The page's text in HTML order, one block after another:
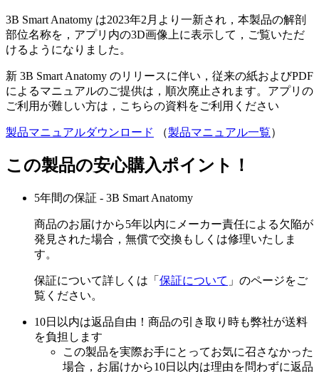
3B Smart Anatomy は2023年2月より一新され，本製品の解剖
部位名称を，アプリ内の3D画像上に表示して，ご覧いただ
けるようになりました。
新 3B Smart Anatomy のリリースに伴い，従来の紙およびPDF
によるマニュアルのご提供は，順次廃止されます。アプリの
ご利用が難しい方は，こちらの資料をご利用ください
製品マニュアルダウンロード （製品マニュアル一覧）
この製品の安心購入ポイント！
5年間の保証 - 3B Smart Anatomy
商品のお届けから5年以内にメーカー責任による欠陥が
発見された場合，無償で交換もしくは修理いたしま
す。
保証について詳しくは「 保証について 」のページをご
覧ください。
10日以内は返品自由！商品の引き取り時も弊社が送料
を負担します
この製品を実際お手にとってお気に召さなかった
場合，お届けから10日以内は理由を問わずに返品